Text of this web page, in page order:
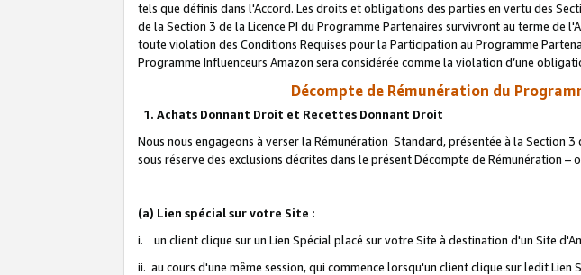
tels que définis dans l'Accord. Les droits et obligations des parties en vertu des
de la Section 3 de la Licence PI du Programme Partenaires survivront au terme de
toute violation des Conditions Requises pour la Participation au Programme
Programme Influenceurs Amazon sera considérée comme la violation d’une
Décompte de Rémunération du
1. Achats Donnant Droit et Recettes Donnant Droit
Nous nous engageons à verser la Rémunération Standard, présentée à la Section
sous réserve des exclusions décrites dans le présent Décompte de Rémunération –
(a) Lien spécial sur votre Site :
i. un client clique sur un Lien Spécial placé sur votre Site à destination d'un Site
ii. au cours d'une même session, qui commence lorsqu'un client clique sur ledit